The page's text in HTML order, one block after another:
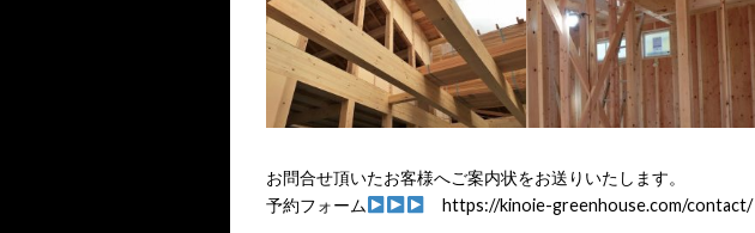
お問合せ頂いたお客様へご案内状をお送りいたします。
予約フォーム
https://kinoie-greenhouse.com/contact/